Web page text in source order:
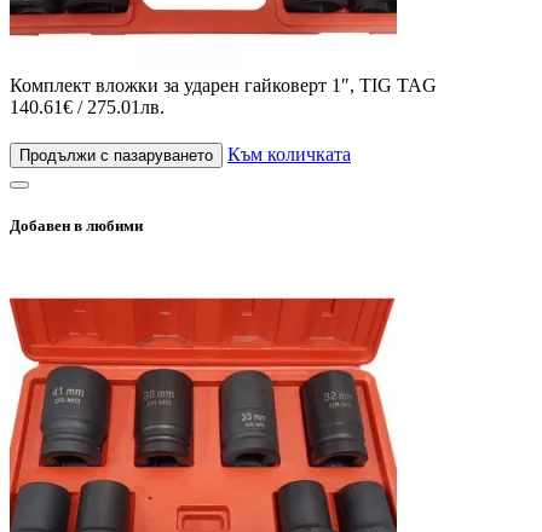
Комплект вложки за ударен гайковерт 1″, TIG TAG
140.61€ / 275.01лв.
Продължи с пазаруването Към количката
Добавен в любими